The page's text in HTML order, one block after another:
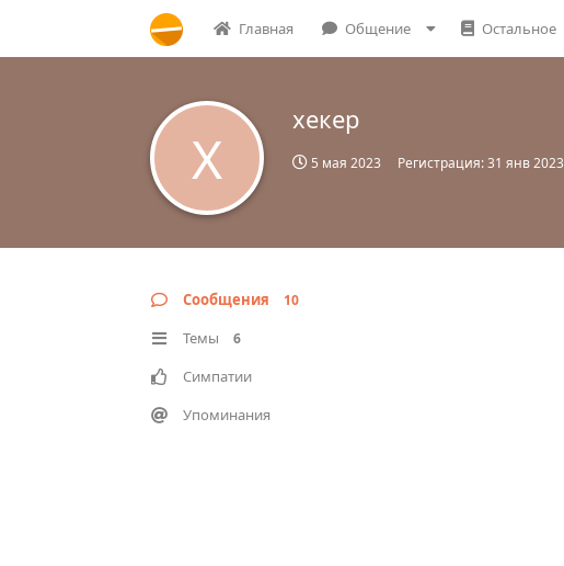
Главная Общение Остальное
Х
хекер
5 мая 2023 Регистрация:31 янв 2023
Сообщения 10
Темы 6
Симпатии
Упоминания